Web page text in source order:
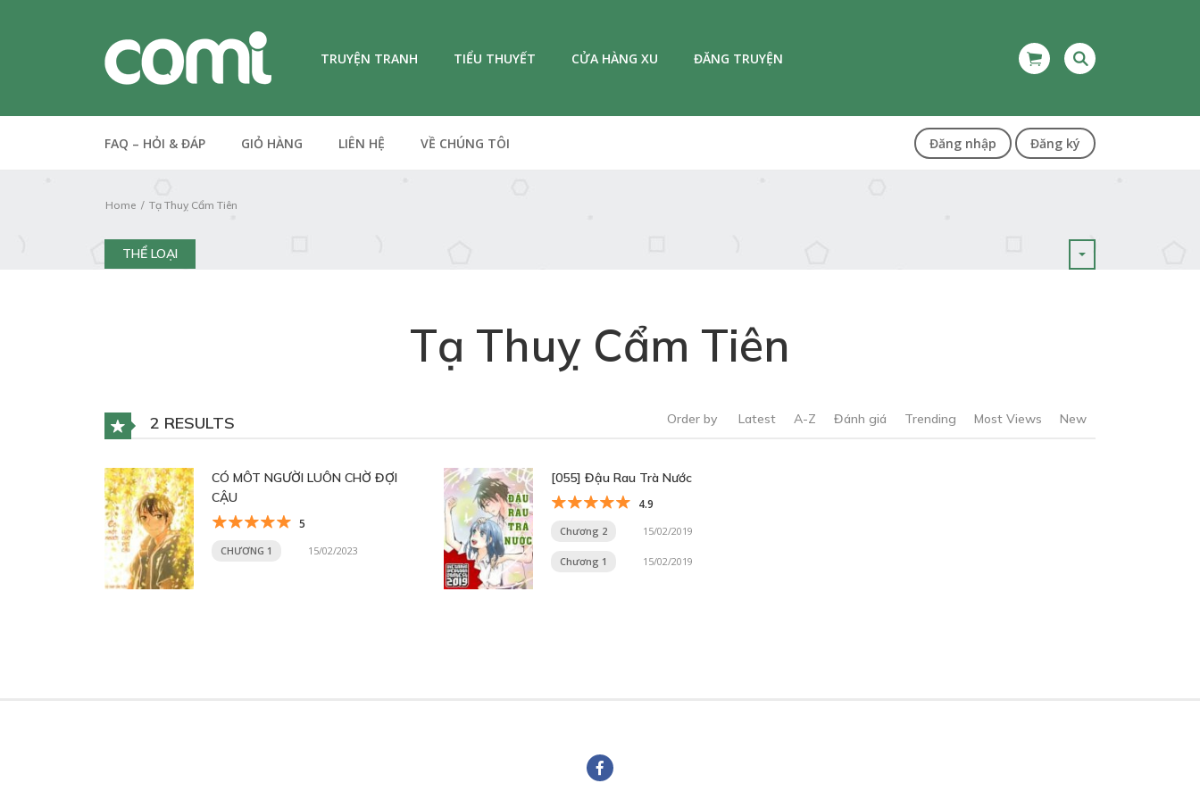
TRUYỆN TRANH TIỂU THUYẾT CỬA HÀNG XU ĐĂNG TRUYỆN
FAQ – HỎI & ĐÁP GIỎ HÀNG LIÊN HỆ VỀ CHÚNG TÔI Đăng nhập Đăng ký
Home Tạ Thuỵ Cẩm Tiên
THỂ LOẠI
Tạ Thuỵ Cẩm Tiên
2 RESULTS Order by Latest A-Z Đánh giá Trending Most Views New
CÓ MÔT NGƯỜI LUÔN CHỜ ĐỢI
CẬU
5
CHƯƠNG 1 15/02/2023
[055] Đậu Rau Trà Nước
4.9
Chương 2 15/02/2019
Chương 1 15/02/2019